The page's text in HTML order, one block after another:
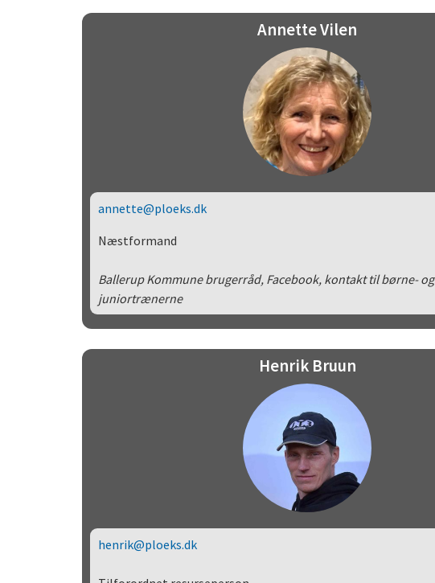
Annette Vilen
annette@ploeks.dk
Næstformand
Ballerup Kommune brugerråd, Facebook, kontakt til børne- og
juniortrænerne
Henrik Bruun
henrik@ploeks.dk